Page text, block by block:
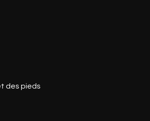
des pieds